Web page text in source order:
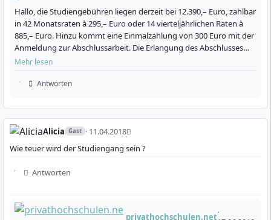
der Wirtschaft qualifiziert und besitzt das Fundament
für ein Masterstudium.
Administration (B.A.) an der FOM organisiert?
Das Studium umfasst insgesamt 7 Semester und ist
Wintersemester (September) möglich. Folgende
Struktur und Ablauf sind typisch:
Hallo, die Studiengebühren liegen derzeit bei 12.390,– Euro, zahlbar
in 42 Monatsraten à 295,– Euro oder 14 vierteljährlichen Raten à
885,– Euro. Hinzu kommt eine Einmalzahlung von 300 Euro mit der
Anmeldung zur Abschlussarbeit. Die Erlangung des Abschlusses
vor Ablauf der Regelstudienzeit bere…
Mehr lesen
Antworten
Alicia Gast · 11.04.2018
Wie teuer wird der Studiengang sein ?
Antworten
privathochschulen.net·